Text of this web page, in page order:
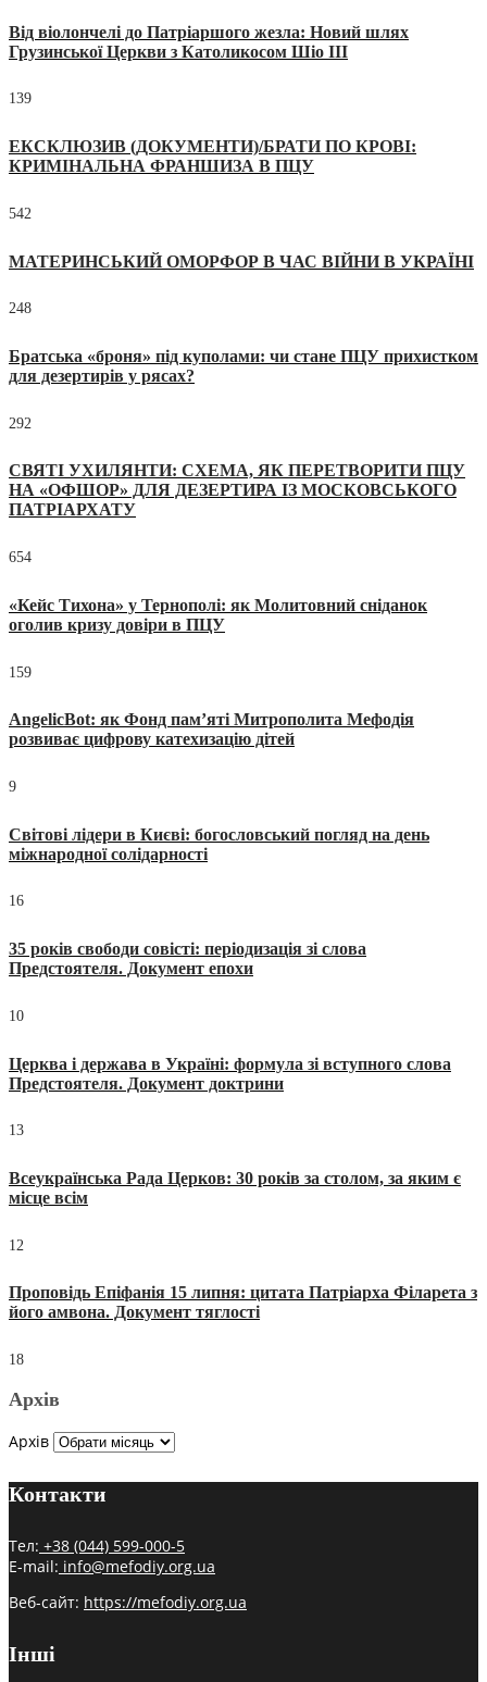
Від віолончелі до Патріаршого жезла: Новий шлях
Грузинської Церкви з Католикосом Шіо III
139
ЕКСКЛЮЗИВ (ДОКУМЕНТИ)/БРАТИ ПО КРОВІ:
КРИМІНАЛЬНА ФРАНШИЗА В ПЦУ
542
МАТЕРИНСЬКИЙ ОМОРФОР В ЧАС ВІЙНИ В УКРАЇНІ
248
Братська «броня» під куполами: чи стане ПЦУ прихистком
для дезертирів у рясах?
292
СВЯТІ УХИЛЯНТИ: СХЕМА, ЯК ПЕРЕТВОРИТИ ПЦУ
НА «ОФШОР» ДЛЯ ДЕЗЕРТИРА ІЗ МОСКОВСЬКОГО
ПАТРІАРХАТУ
654
«Кейс Тихона» у Тернополі: як Молитовний сніданок
оголив кризу довіри в ПЦУ
159
AngelicBot: як Фонд пам’яті Митрополита Мефодія
розвиває цифрову катехизацію дітей
9
Світові лідери в Києві: богословський погляд на день
міжнародної солідарності
16
35 років свободи совісті: періодизація зі слова
Предстоятеля. Документ епохи
10
Церква і держава в Україні: формула зі вступного слова
Предстоятеля. Документ доктрини
13
Всеукраїнська Рада Церков: 30 років за столом, за яким є
місце всім
12
Проповідь Епіфанія 15 липня: цитата Патріарха Філарета з
його амвона. Документ тяглості
18
Архів
Архів
Контакти
Тел: +38 (044) 599-000-5
E-mail: info@mefodiy.org.ua
Веб-сайт: https://mefodiy.org.ua
Інші